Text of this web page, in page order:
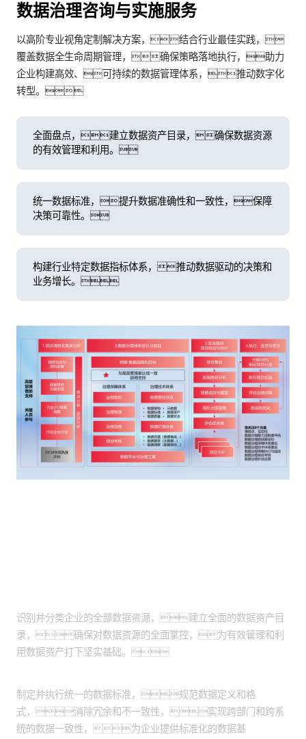
数据治理咨询与实施服务
以高阶专业视角定制解决方案，结合行业最佳实践，
覆盖数据全生命周期管理，确保策略落地执行，助力
企业构建高效、可持续的数据管理体系，推动数字化
转型。
全面盘点，建立数据资产目录，确保数据资源
的有效管理和利用。
统一数据标准，提升数据准确性和一致性，保障
决策可靠性。
构建行业特定数据指标体系，推动数据驱动的决策和
业务增长。
识别并分类企业的全部数据资源，建立全面的数据资产目
录，确保对数据资源的全面掌控，为有效管理和利
用数据资产打下坚实基础。
制定并执行统一的数据标准，规范数据定义和格
式，消除冗余和不一致性，实现跨部门和跨系
统的数据一致性，为企业提供标准化的数据基